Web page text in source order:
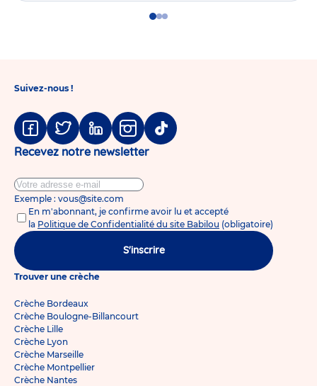
GoGoGo
Suivez-nous !
Facebook
TwitterLinkedinInstagram
Tiktok
Recevez notre newsletter
Exemple : vous@site.com
En m'abonnant, je confirme avoir lu et accepté
la Politique de Confidentialité du site Babilou (obligatoire)
S'inscrire
Trouver une crèche
Crèche Bordeaux
Crèche Boulogne-Billancourt
Crèche Lille
Crèche Lyon
Crèche Marseille
Crèche Montpellier
Crèche Nantes